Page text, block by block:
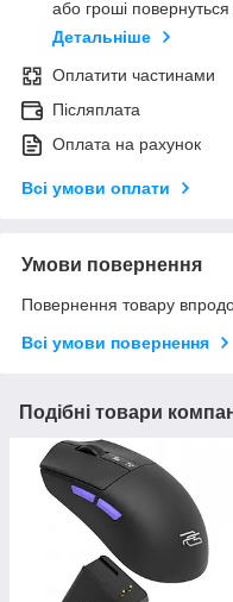
або гроші
Детальніше
Оплатити частинами
Післяплата
Оплата на рахунок
Всі умови оплати
Умови повернення
Повернення товару
Всі умови повернення
Подібні товари